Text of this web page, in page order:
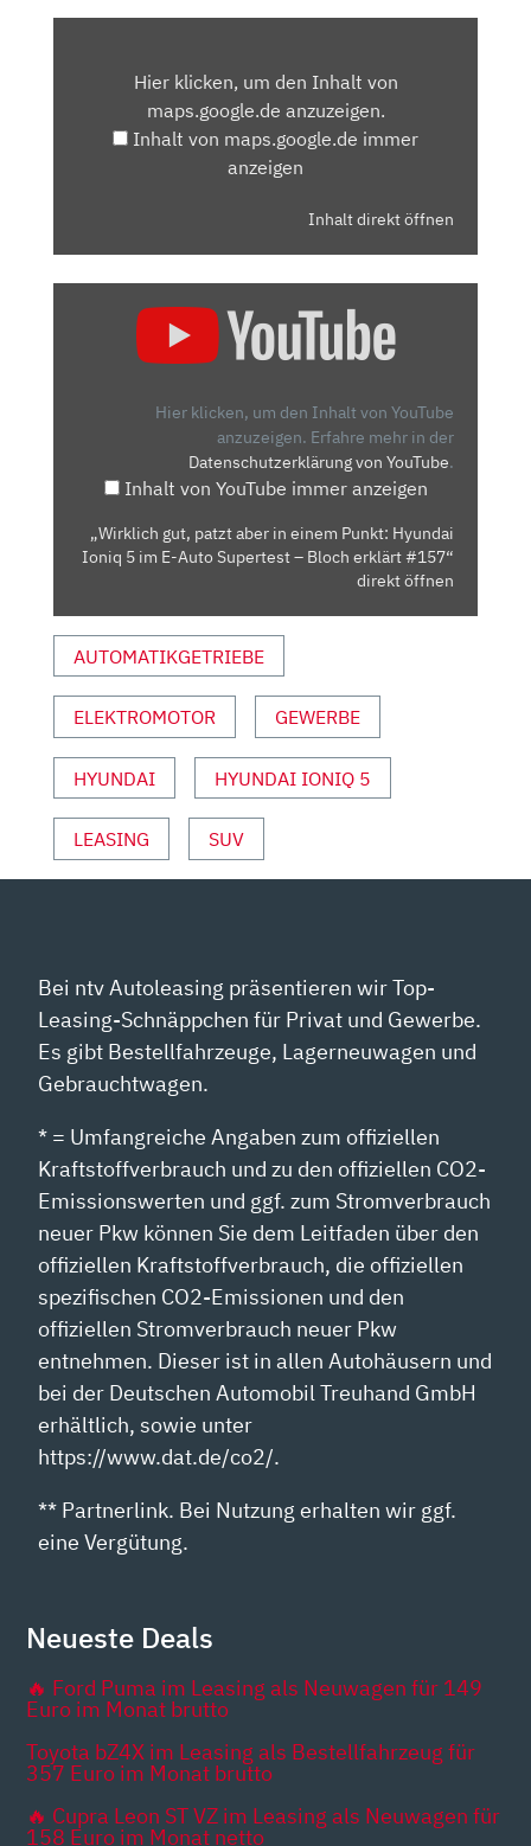
MAPS.GOOGLE.DEHier klicken, um den Inhalt von
maps.google.de anzuzeigen.
Inhalt von maps.google.de immer
anzeigen
Inhalt direkt öffnen
HYUNDAI
IONIQ
AUTO
SUPERTEST
–
BLOCH
#157“
VON
YOUTUBE
ANZEIGEN
Hier klicken, um den Inhalt von YouTube
anzuzeigen. Erfahre mehr in der
Datenschutzerklärung von YouTube.
Inhalt von YouTube immer anzeigen
„Wirklich gut, patzt aber in einem Punkt: Hyundai
Ioniq 5 im E-Auto Supertest – Bloch erklärt #157“
direkt öffnen
AUTOMATIKGETRIEBE
ELEKTROMOTOR GEWERBE
HYUNDAI HYUNDAI IONIQ 5
LEASING SUV
Bei ntv Autoleasing präsentieren wir Top-
Leasing-Schnäppchen für Privat und Gewerbe.
Es gibt Bestellfahrzeuge, Lagerneuwagen und
Gebrauchtwagen.
* = Umfangreiche Angaben zum offiziellen
Kraftstoffverbrauch und zu den offiziellen CO2-
Emissionswerten und ggf. zum Stromverbrauch
neuer Pkw können Sie dem Leitfaden über den
offiziellen Kraftstoffverbrauch, die offiziellen
spezifischen CO2-Emissionen und den
offiziellen Stromverbrauch neuer Pkw
entnehmen. Dieser ist in allen Autohäusern und
bei der Deutschen Automobil Treuhand GmbH
erhältlich, sowie unter
https://www.dat.de/co2/.
** Partnerlink. Bei Nutzung erhalten wir ggf.
eine Vergütung.
Neueste Deals
🔥 Ford Puma im Leasing als Neuwagen für 149
Euro im Monat brutto
Toyota bZ4X im Leasing als Bestellfahrzeug für
357 Euro im Monat brutto
🔥 Cupra Leon ST VZ im Leasing als Neuwagen für
158 Euro im Monat netto